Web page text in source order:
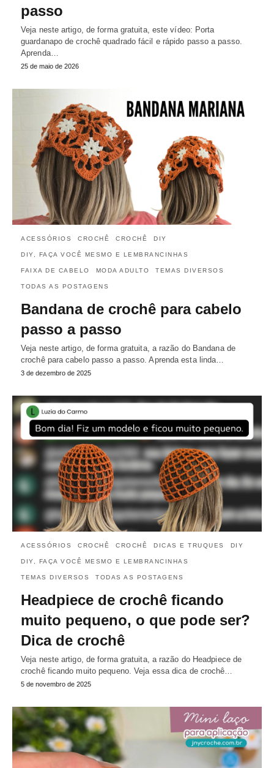
passo
Veja neste artigo, de forma gratuita, este vídeo: Porta
guardanapo de crochê quadrado fácil e rápido passo a passo.
Aprenda…
25 de maio de 2026
ACESSÓRIOS CROCHÊ CROCHÊ DIY
DIY, FAÇA VOCÊ MESMO E LEMBRANCINHAS
FAIXA DE CABELO MODA ADULTO TEMAS DIVERSOS
TODAS AS POSTAGENS
Bandana de crochê para cabelo
passo a passo
Veja neste artigo, de forma gratuita, a razão do Bandana de
crochê para cabelo passo a passo. Aprenda esta linda…
3 de dezembro de 2025
ACESSÓRIOS CROCHÊ CROCHÊ DICAS E TRUQUES DIY
DIY, FAÇA VOCÊ MESMO E LEMBRANCINHAS
TEMAS DIVERSOS TODAS AS POSTAGENS
Headpiece de crochê ficando
muito pequeno, o que pode ser?
Dica de crochê
Veja neste artigo, de forma gratuita, a razão do Headpiece de
crochê ficando muito pequeno. Veja essa dica de crochê…
5 de novembro de 2025